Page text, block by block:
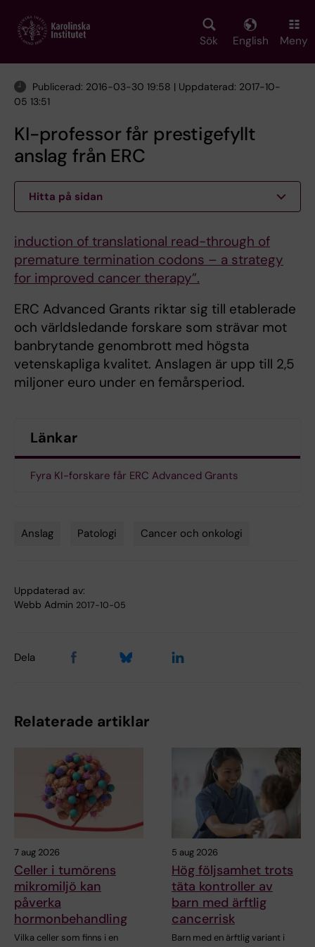
main
Sök English Meny
Publicerad: 2016-03-30 19:58 | Uppdaterad: 2017-10-
05 13:51
KI-professor får prestigefyllt
anslag från ERC
Hitta på sidan
induction of translational read-through of
premature termination codons – a strategy
for improved cancer therapy”.
ERC Advanced Grants riktar sig till etablerade
och världsledande forskare som strävar mot
banbrytande genombrott med högsta
vetenskapliga kvalitet. Anslagen är upp till 2,5
miljoner euro under en femårsperiod.
Länkar
Fyra KI-forskare får ERC Advanced Grants
Anslag Patologi Cancer och onkologi
Uppdaterad av:
Webb Admin 2017-10-05
Dela
Relaterade artiklar
7 aug 2026
Celler i tumörens
mikromiljö kan
påverka
hormonbehandling
Vilka celler som finns i en
5 aug 2026
Hög följsamhet trots
täta kontroller av
barn med ärftlig
cancerrisk
Barn med en ärftlig variant i